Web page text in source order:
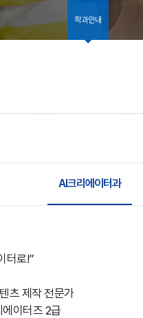
학과안내
AI크리에이터과
터로!”
츠 제작 전문가
이터즈 2급